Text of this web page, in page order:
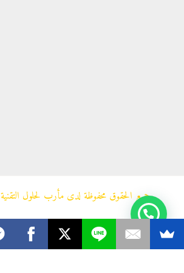
جميع الحقوق محفوظة لدى مأرب لحلول التقنية 2017-2026م